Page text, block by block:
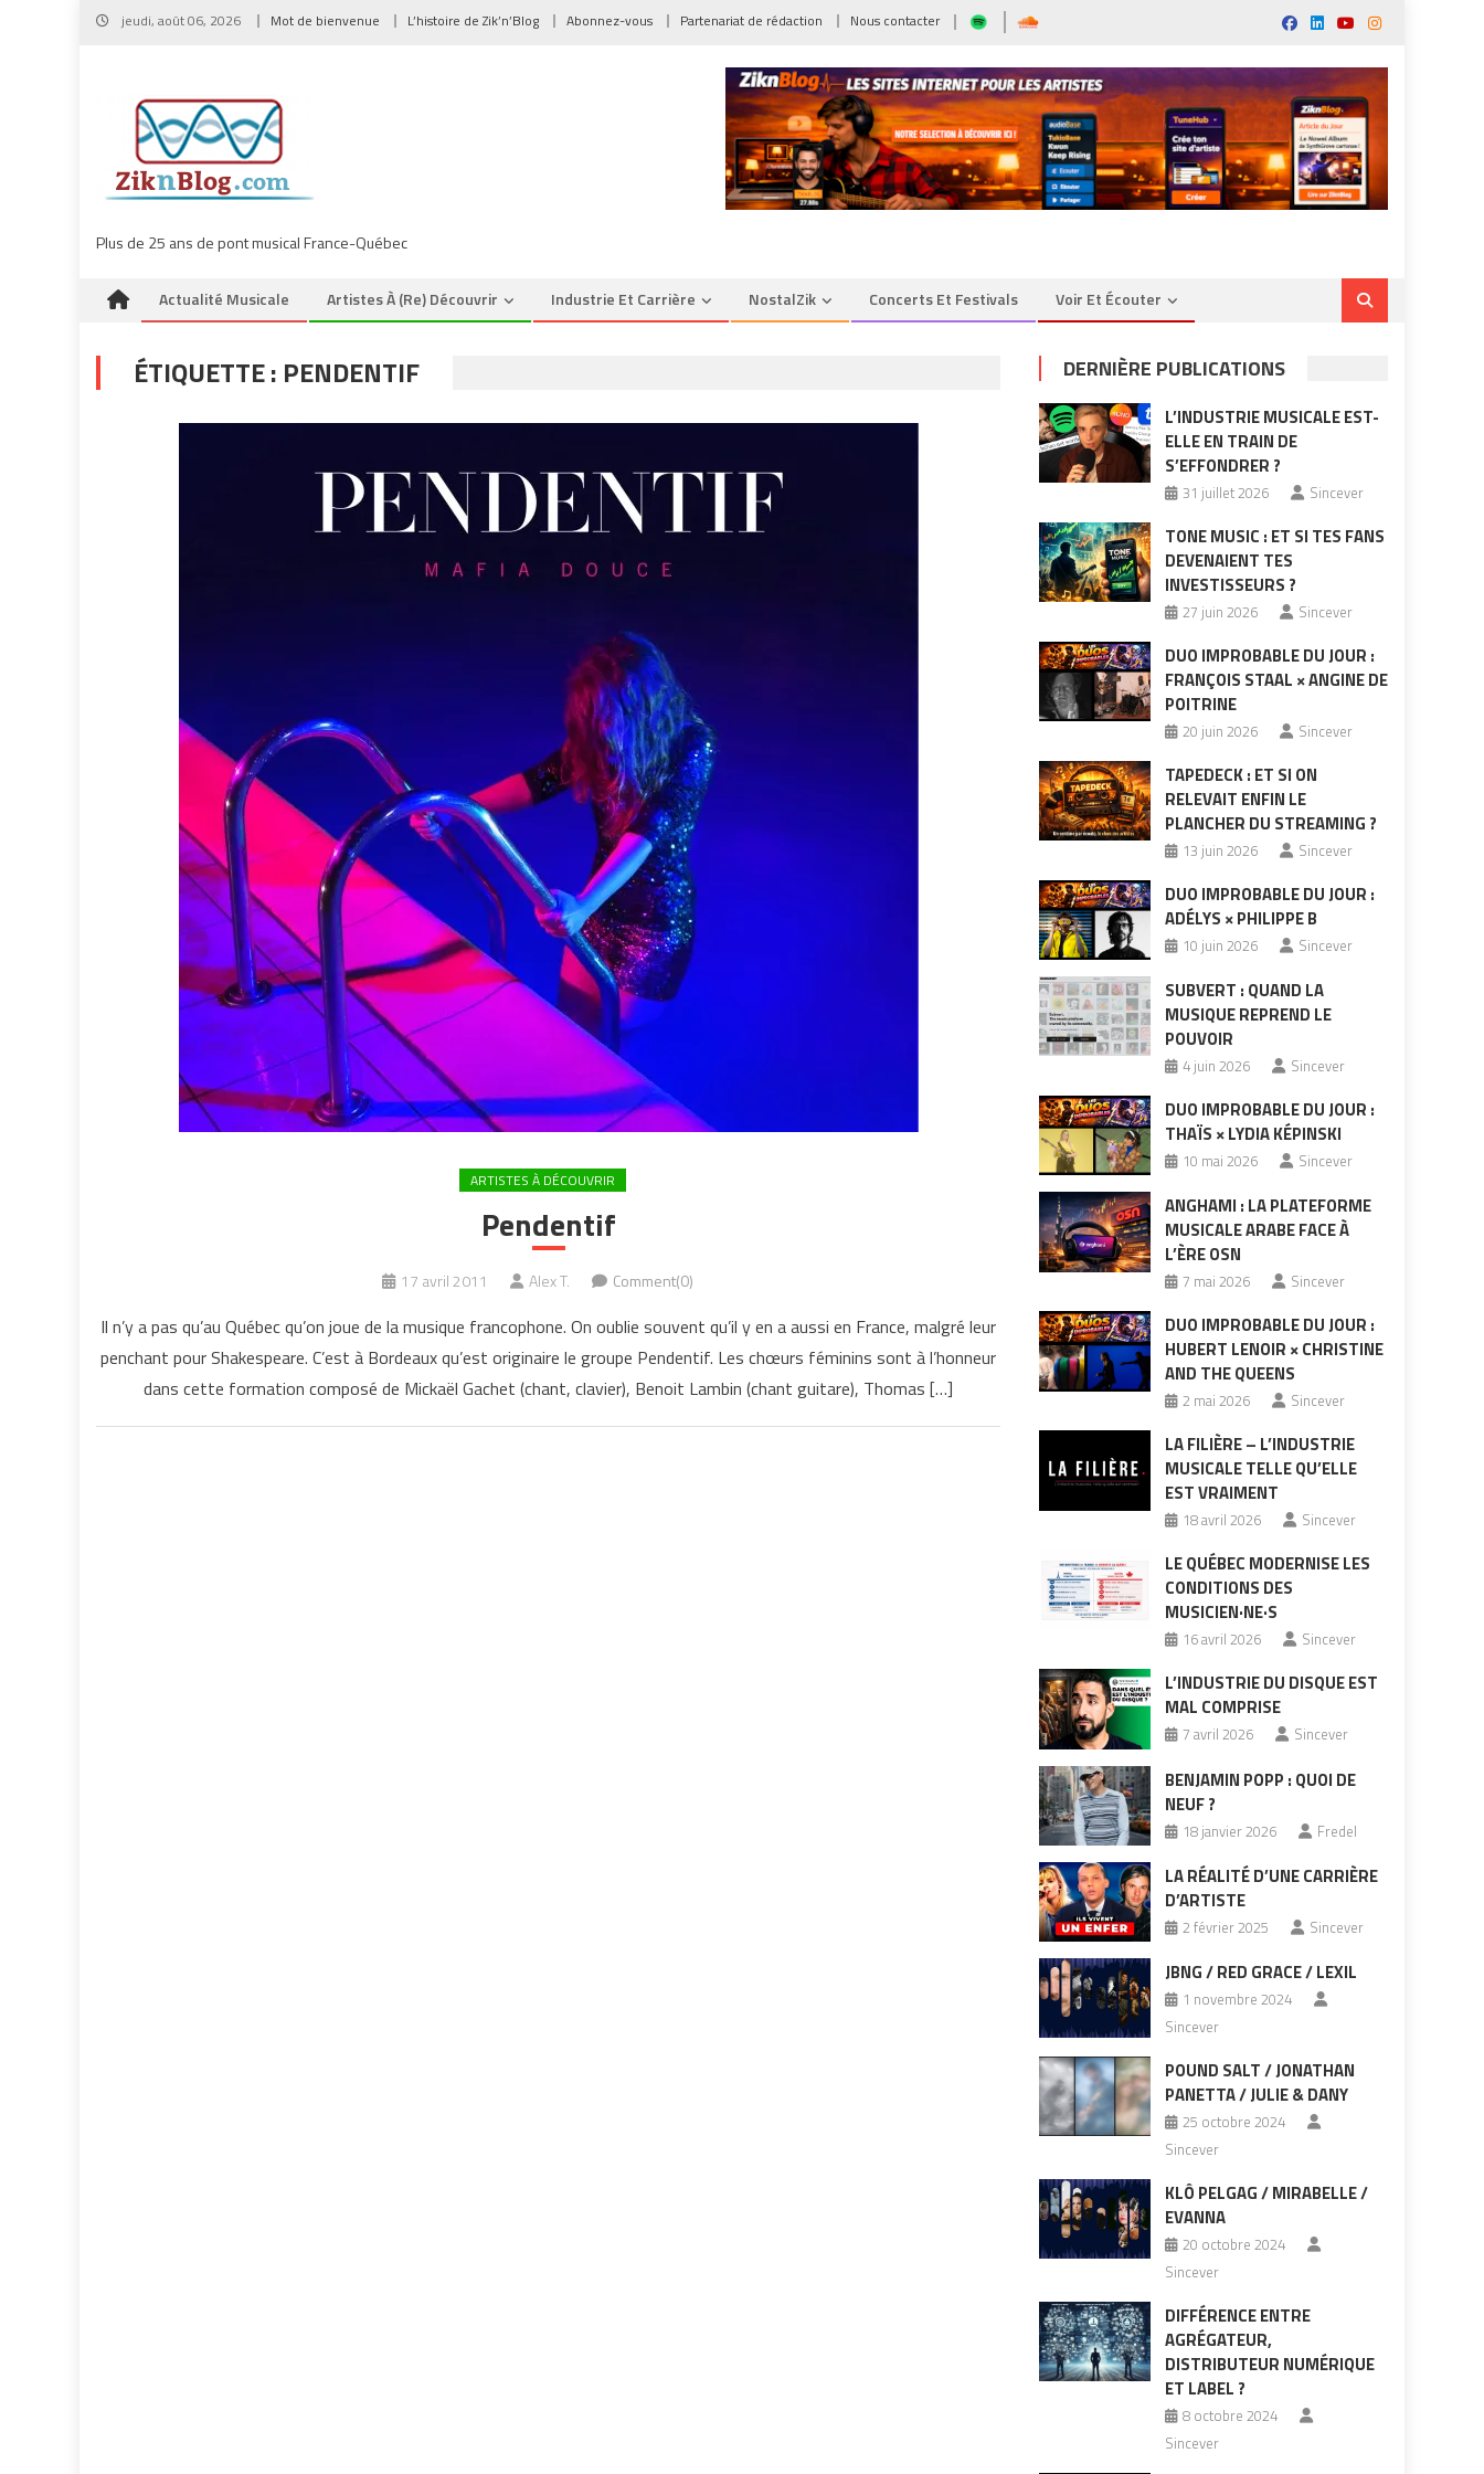
Skip
jeudi, août 06, 2026 Mot de bienvenue L’histoire de Zik’n’Blog Abonnez-vous Partenariat de rédaction Nous contacter
Plus de 25 ans de pont musical France-Québec
Actualité Musicale Artistes À (re) Découvrir Industrie Et Carrière NostalZik Concerts Et Festivals Voir Et Écouter
ÉTIQUETTE : PENDENTIF
ARTISTES À DÉCOUVRIR
Pendentif
17 avril 2011 Alex T. Comment(0)
Il n’y a pas qu’au Québec qu’on joue de la musique francophone. On oublie souvent qu’il y en a aussi en France, malgré leur
penchant pour Shakespeare. C’est à Bordeaux qu’est originaire le groupe Pendentif. Les chœurs féminins sont à l’honneur
dans cette formation composé de Mickaël Gachet (chant, clavier), Benoit Lambin (chant guitare), Thomas […]
DERNIÈRE PUBLICATIONS
L’INDUSTRIE MUSICALE EST-
ELLE EN TRAIN DE
S’EFFONDRER ?
31 juillet 2026 Sincever
TONE MUSIC : ET SI TES FANS
DEVENAIENT TES
INVESTISSEURS ?
27 juin 2026 Sincever
DUO IMPROBABLE DU JOUR :
FRANÇOIS STAAL × ANGINE DE
POITRINE
20 juin 2026 Sincever
TAPEDECK : ET SI ON
RELEVAIT ENFIN LE
PLANCHER DU STREAMING ?
13 juin 2026 Sincever
DUO IMPROBABLE DU JOUR :
ADÉLYS × PHILIPPE B
10 juin 2026 Sincever
SUBVERT : QUAND LA
MUSIQUE REPREND LE
POUVOIR
4 juin 2026 Sincever
DUO IMPROBABLE DU JOUR :
THAÏS × LYDIA KÉPINSKI
10 mai 2026 Sincever
ANGHAMI : LA PLATEFORME
MUSICALE ARABE FACE À
L’ÈRE OSN
7 mai 2026 Sincever
DUO IMPROBABLE DU JOUR :
HUBERT LENOIR × CHRISTINE
AND THE QUEENS
2 mai 2026 Sincever
LA FILIÈRE – L’INDUSTRIE
MUSICALE TELLE QU’ELLE
EST VRAIMENT
18 avril 2026 Sincever
LE QUÉBEC MODERNISE LES
CONDITIONS DES
MUSICIEN·NE·S
16 avril 2026 Sincever
L’INDUSTRIE DU DISQUE EST
MAL COMPRISE
7 avril 2026 Sincever
BENJAMIN POPP : QUOI DE
NEUF ?
18 janvier 2026 Fredel
LA RÉALITÉ D’UNE CARRIÈRE
D’ARTISTE
2 février 2025 Sincever
JBNG / RED GRACE / LEXIL
1 novembre 2024
Sincever
POUND SALT / JONATHAN
PANETTA / JULIE & DANY
25 octobre 2024
Sincever
KLÔ PELGAG / MIRABELLE /
EVANNA
20 octobre 2024
Sincever
DIFFÉRENCE ENTRE
AGRÉGATEUR,
DISTRIBUTEUR NUMÉRIQUE
ET LABEL ?
8 octobre 2024
Sincever